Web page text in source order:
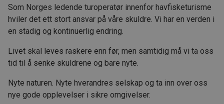
Som Norges ledende turoperatør innenfor havfisketurisme
hviler det ett stort ansvar på våre skuldre. Vi har en verden i
en stadig og kontinuerlig endring.
Livet skal leves raskere enn før, men samtidig må vi ta oss
tid til å senke skuldrene og bare nyte.
Nyte naturen. Nyte hverandres selskap og ta inn over oss
nye gode opplevelser i sikre omgivelser.